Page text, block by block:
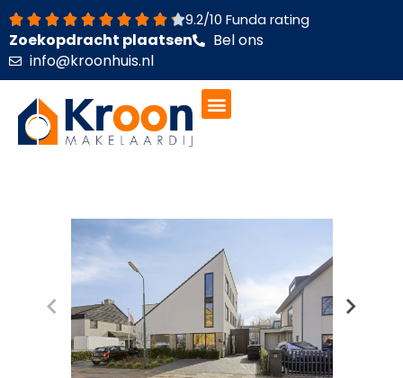
Ga
naar
de
inhoud
9.2/10 Funda rating
Zoekopdracht plaatsen
Bel ons
info@kroonhuis.nl